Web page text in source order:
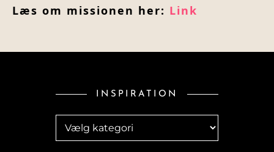
Læs om missionen her: Link
INSPIRATION
Inspiration